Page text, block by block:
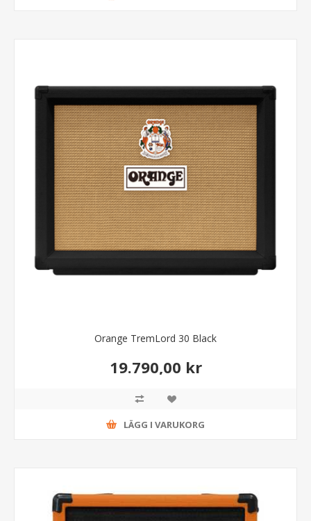
Orange TremLord 30 Black
19.790,00 kr
LÄGG I VARUKORG